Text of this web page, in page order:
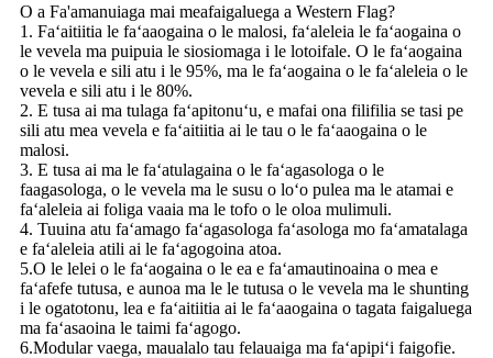
O a Fa'amanuiaga mai meafaigaluega a Western Flag?
1. Faʻaitiitia le faʻaaogaina o le malosi, faʻaleleia le faʻaogaina o
le vevela ma puipuia le siosiomaga i le lotoifale. O le faʻaogaina
o le vevela e sili atu i le 95%, ma le faʻaogaina o le faʻaleleia o le
vevela e sili atu i le 80%.
2. E tusa ai ma tulaga faʻapitonuʻu, e mafai ona filifilia se tasi pe
sili atu mea vevela e faʻaitiitia ai le tau o le faʻaaogaina o le
malosi.
3. E tusa ai ma le faʻatulagaina o le faʻagasologa o le
faagasologa, o le vevela ma le susu o loʻo pulea ma le atamai e
faʻaleleia ai foliga vaaia ma le tofo o le oloa mulimuli.
4. Tuuina atu faʻamago faʻagasologa faʻasologa mo faʻamatalaga
e faʻaleleia atili ai le faʻagogoina atoa.
5.O le lelei o le faʻaogaina o le ea e faʻamautinoaina o mea e
faʻafefe tutusa, e aunoa ma le le tutusa o le vevela ma le shunting
i le ogatotonu, lea e faʻaitiitia ai le faʻaaogaina o tagata faigaluega
ma faʻasaoina le taimi faʻagogo.
6.Modular vaega, maualalo tau felauaiga ma faʻapipiʻi faigofie.